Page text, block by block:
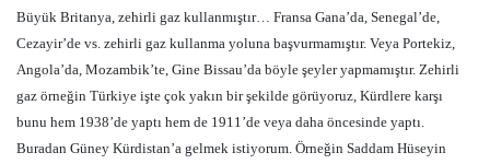
Büyük Britanya, zehirli gaz kullanmıştır… Fransa Gana’da, Senegal’de,
Cezayir’de vs. zehirli gaz kullanma yoluna başvurmamıştır. Veya Portekiz,
Angola’da, Mozambik’te, Gine Bissau’da böyle şeyler yapmamıştır. Zehirli
gaz örneğin Türkiye işte çok yakın bir şekilde görüyoruz, Kürdlere karşı
bunu hem 1938’de yaptı hem de 1911’de veya daha öncesinde yaptı.
Buradan Güney Kürdistan’a gelmek istiyorum. Örneğin Saddam Hüseyin